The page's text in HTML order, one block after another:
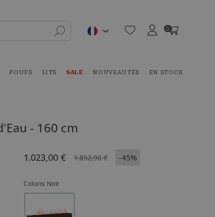
0
POUFS LITS SALE NOUVEAUTÉS EN STOCK
- 160 cm
1.023,00 € 1.852,90 € -45%
Coloris: Noir